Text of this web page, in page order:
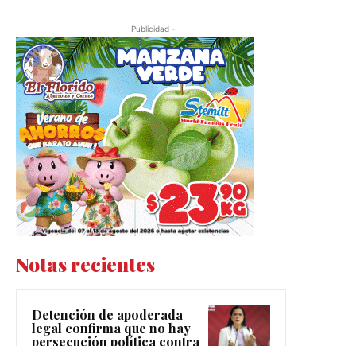
-Publicidad -
Notas recientes
Detención de apoderada
legal confirma que no hay
persecución política contra